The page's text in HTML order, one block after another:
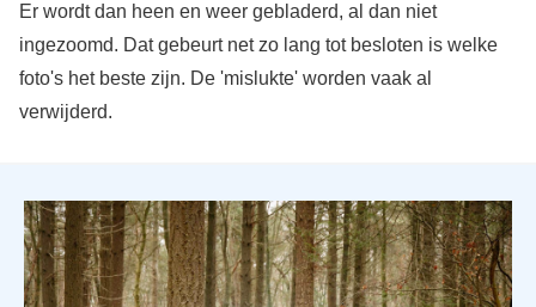
Er wordt dan heen en weer gebladerd, al dan niet
ingezoomd. Dat gebeurt net zo lang tot besloten is welke
foto's het beste zijn. De 'mislukte' worden vaak al
verwijderd.